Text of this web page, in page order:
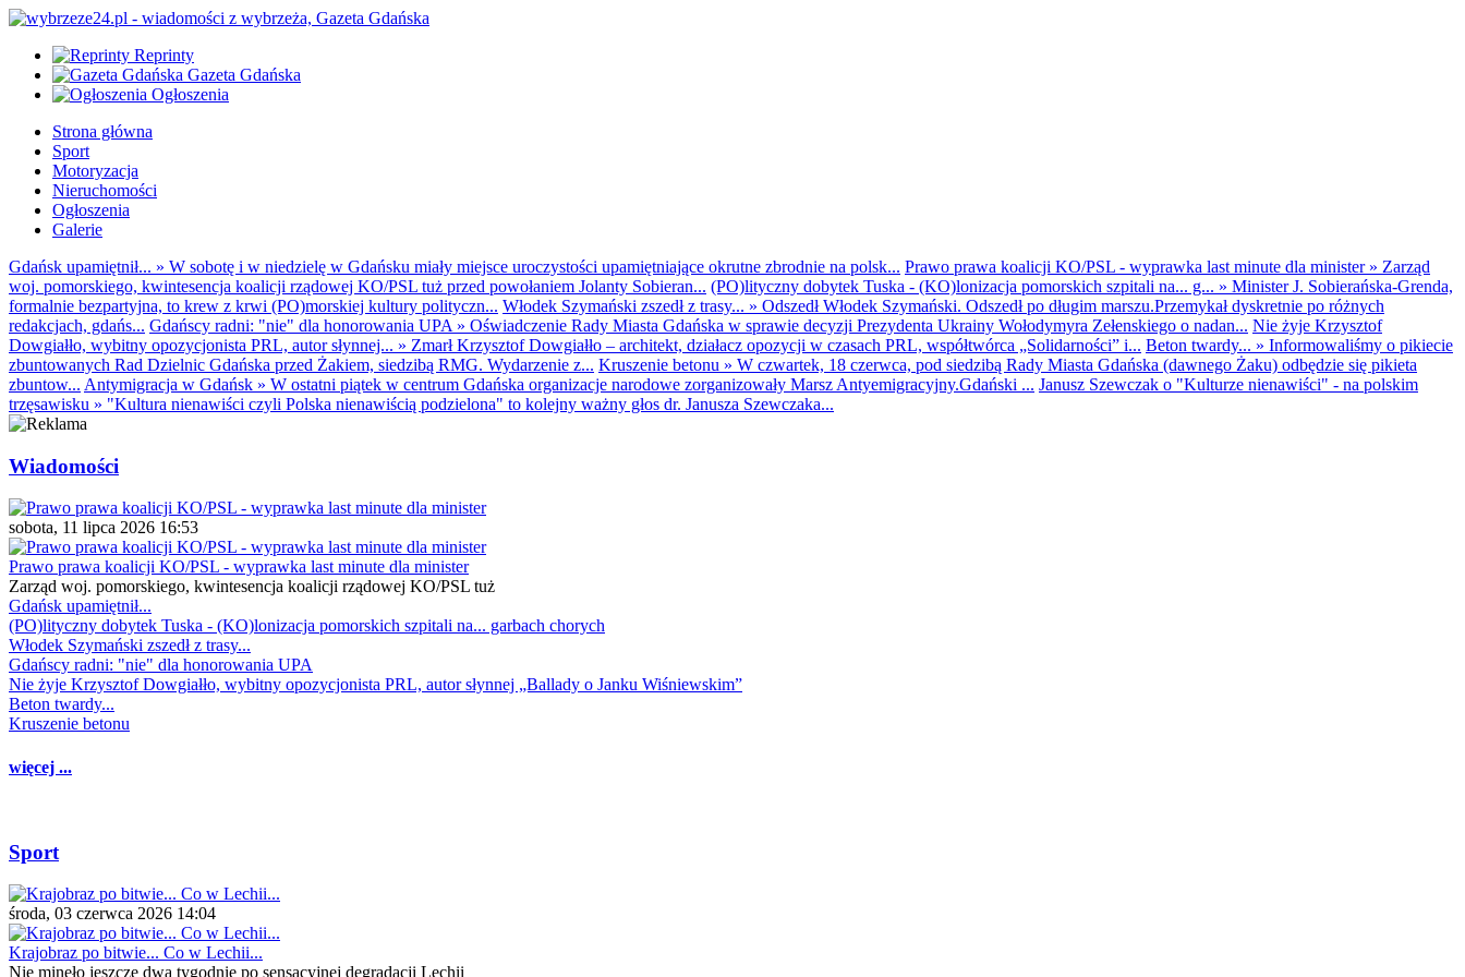
Reprinty
Gazeta Gdańska
Ogłoszenia
Strona główna
Sport
Motoryzacja
Nieruchomości
Ogłoszenia
Galerie
Gdańsk upamiętnił... » W sobotę i w niedzielę w Gdańsku miały miejsce uroczystości upamiętniające okrutne zbrodnie na polsk... Prawo prawa koalicji KO/PSL - wyprawka last minute dla minister» Zarząd
woj. pomorskiego, kwintesencja koalicji rządowej KO/PSL tuż przed powołaniem Jolanty Sobieran... (PO)lityczny dobytek Tuska - (KO)lonizacja pomorskich szpitali na... g... » Minister J. Sobierańska-Grenda,
formalnie bezpartyjna, to krew z krwi (PO)morskiej kultury polityczn... Włodek Szymański zszedł z trasy... » Odszedł Włodek Szymański. Odszedł po długim marszu.Przemykał dyskretnie po różnych
redakcjach, gdańs... Gdańscy radni: "nie" dla honorowania UPA » Oświadczenie Rady Miasta Gdańska w sprawie decyzji Prezydenta Ukrainy Wołodymyra Zełenskiego o nadan... Nie żyje Krzysztof
Dowgiałło, wybitny opozycjonista PRL, autor słynnej... » Zmarł Krzysztof Dowgiałło – architekt, działacz opozycji w czasach PRL, współtwórca „Solidarności” i... Beton twardy... » Informowaliśmy o pikiecie
zbuntowanych Rad Dzielnic Gdańska przed Żakiem, siedzibą RMG. Wydarzenie z... Kruszenie betonu » W czwartek, 18 czerwca, pod siedzibą Rady Miasta Gdańska (dawnego Żaku) odbędzie się pikieta
zbuntow... Antymigracja w Gdańsk » W ostatni piątek w centrum Gdańska organizacje narodowe zorganizowały Marsz Antyemigracyjny.Gdański ... Janusz Szewczak o "Kulturze nienawiści" - na polskim
trzęsawisku » "Kultura nienawiści czyli Polska nienawiścią podzielona" to kolejny ważny głos dr. Janusza Szewczaka...
Wiadomości
sobota, 11 lipca 2026 16:53
Prawo prawa koalicji KO/PSL - wyprawka last minute dla minister
Zarząd woj. pomorskiego, kwintesencja koalicji rządowej KO/PSL tuż
Gdańsk upamiętnił...
(PO)lityczny dobytek Tuska - (KO)lonizacja pomorskich szpitali na... garbach chorych
Włodek Szymański zszedł z trasy...
Gdańscy radni: "nie" dla honorowania UPA
Nie żyje Krzysztof Dowgiałło, wybitny opozycjonista PRL, autor słynnej „Ballady o Janku Wiśniewskim”
Beton twardy...
Kruszenie betonu
więcej ...
Sport
środa, 03 czerwca 2026 14:04
Krajobraz po bitwie... Co w Lechii...
Nie minęło jeszcze dwa tygodnie po sensacyjnej degradacji Lechii